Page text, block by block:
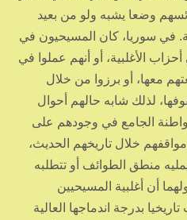
وضعا يشبه ولو من بعيد
في سوريا، كان المسيحيون في
الأغلبية، أو أنهم عملوا في
معها، أو برزوا من خلال
لذلك شابه حالهم أحوال
الجامع في وجودهم على
خلال تاريخهم الحديث،
منطق الطوائف أو تتطلبه
أن أغلبية المسيحيين
بدرجة اندماجها العالية